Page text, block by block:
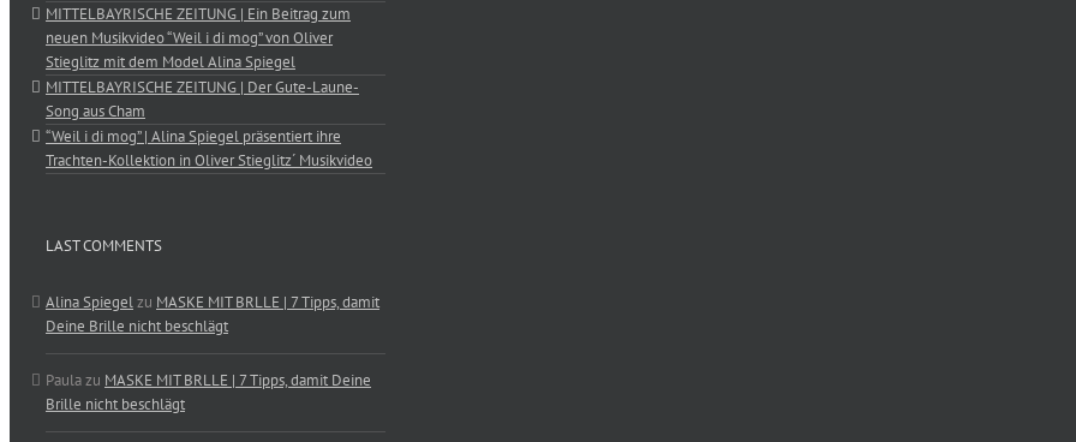
MITTELBAYRISCHE ZEITUNG | Ein Beitrag zum
neuen Musikvideo “Weil i di mog” von Oliver
Stieglitz mit dem Model Alina Spiegel
MITTELBAYRISCHE ZEITUNG | Der Gute-Laune-
Song aus Cham
“Weil i di mog” | Alina Spiegel präsentiert ihre
Trachten-Kollektion in Oliver Stieglitz´ Musikvideo
LAST COMMENTS
Alina Spiegelzu MASKE MIT BRLLE | 7 Tipps, damit
Deine Brille nicht beschlägt
Paulazu MASKE MIT BRLLE | 7 Tipps, damit Deine
Brille nicht beschlägt